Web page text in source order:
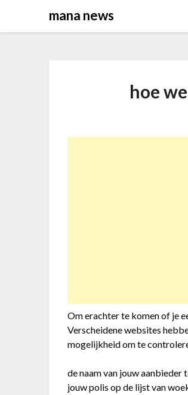
mana news
hoe
Om erachter te komen of je
Verscheidene websites
mogelijkheid om te
de naam van jouw
jouw polis op de lijst van